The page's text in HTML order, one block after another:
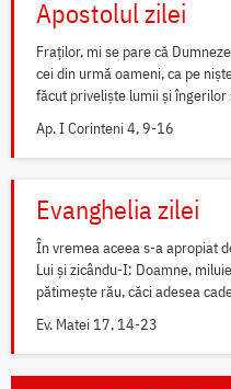
Apostolul zilei
Fraților, mi se pare că
cei din urmă oameni, ca pe
făcut priveliște lumii și îngerilor
Ap. I Corinteni 4, 9-16
Evanghelia zilei
În vremea aceea s-a apropiat
Lui și zicându-I: Doamne,
pătimește rău, căci adesea
Ev. Matei 17, 14-23